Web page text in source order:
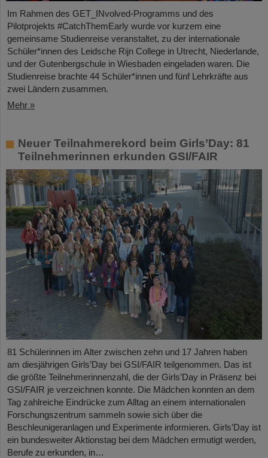
Im Rahmen des GET_INvolved-Programms und des
Pilotprojekts #CatchThemEarly wurde vor kurzem eine
gemeinsame Studienreise veranstaltet, zu der internationale
Schüler*innen des Leidsche Rijn College in Utrecht, Niederlande,
und der Gutenbergschule in Wiesbaden eingeladen waren. Die
Studienreise brachte 44 Schüler*innen und fünf Lehrkräfte aus
zwei Ländern zusammen.
Mehr »
Neuer Teilnahmerekord beim Girls’Day: 81
Teilnehmerinnen erkunden GSI/FAIR
81 Schülerinnen im Alter zwischen zehn und 17 Jahren haben
am diesjährigen Girls’Day bei GSI/FAIR teilgenommen. Das ist
die größte Teilnehmerinnenzahl, die der Girls’Day in Präsenz bei
GSI/FAIR je verzeichnen konnte. Die Mädchen konnten an dem
Tag zahlreiche Eindrücke zum Alltag an einem internationalen
Forschungszentrum sammeln sowie sich über die
Beschleunigeranlagen und Experimente informieren. Girls’Day ist
ein bundesweiter Aktionstag bei dem Mädchen ermutigt werden,
Berufe zu erkunden, in…